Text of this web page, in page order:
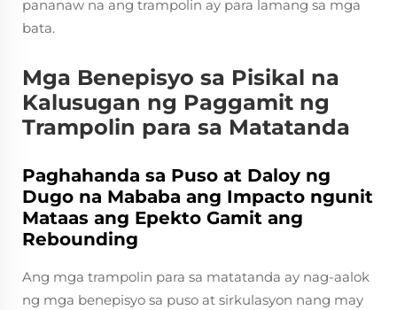
pananaw na ang trampolin ay para lamang sa mga
bata.
Mga Benepisyo sa Pisikal na
Kalusugan ng Paggamit ng
Trampolin para sa Matatanda
Paghahanda sa Puso at Daloy ng
Dugo na Mababa ang Impacto ngunit
Mataas ang Epekto Gamit ang
Rebounding
Ang mga trampolin para sa matatanda ay nag-aalok
ng mga benepisyo sa puso at sirkulasyon nang may